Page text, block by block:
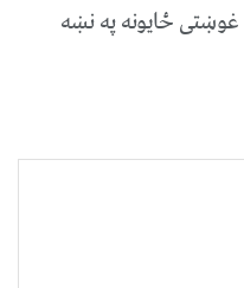
غوښتى ځایونه په نښه